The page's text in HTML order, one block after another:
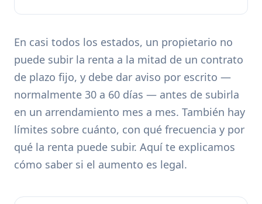
En casi todos los estados, un propietario no
puede subir la renta a la mitad de un contrato
de plazo fijo, y debe dar aviso por escrito —
normalmente 30 a 60 días — antes de subirla
en un arrendamiento mes a mes. También hay
límites sobre cuánto, con qué frecuencia y por
qué la renta puede subir. Aquí te explicamos
cómo saber si el aumento es legal.